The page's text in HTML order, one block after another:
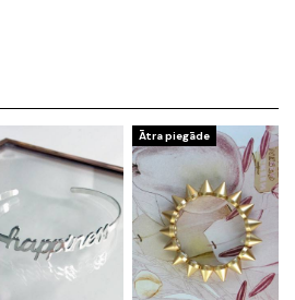
Ātra piegāde